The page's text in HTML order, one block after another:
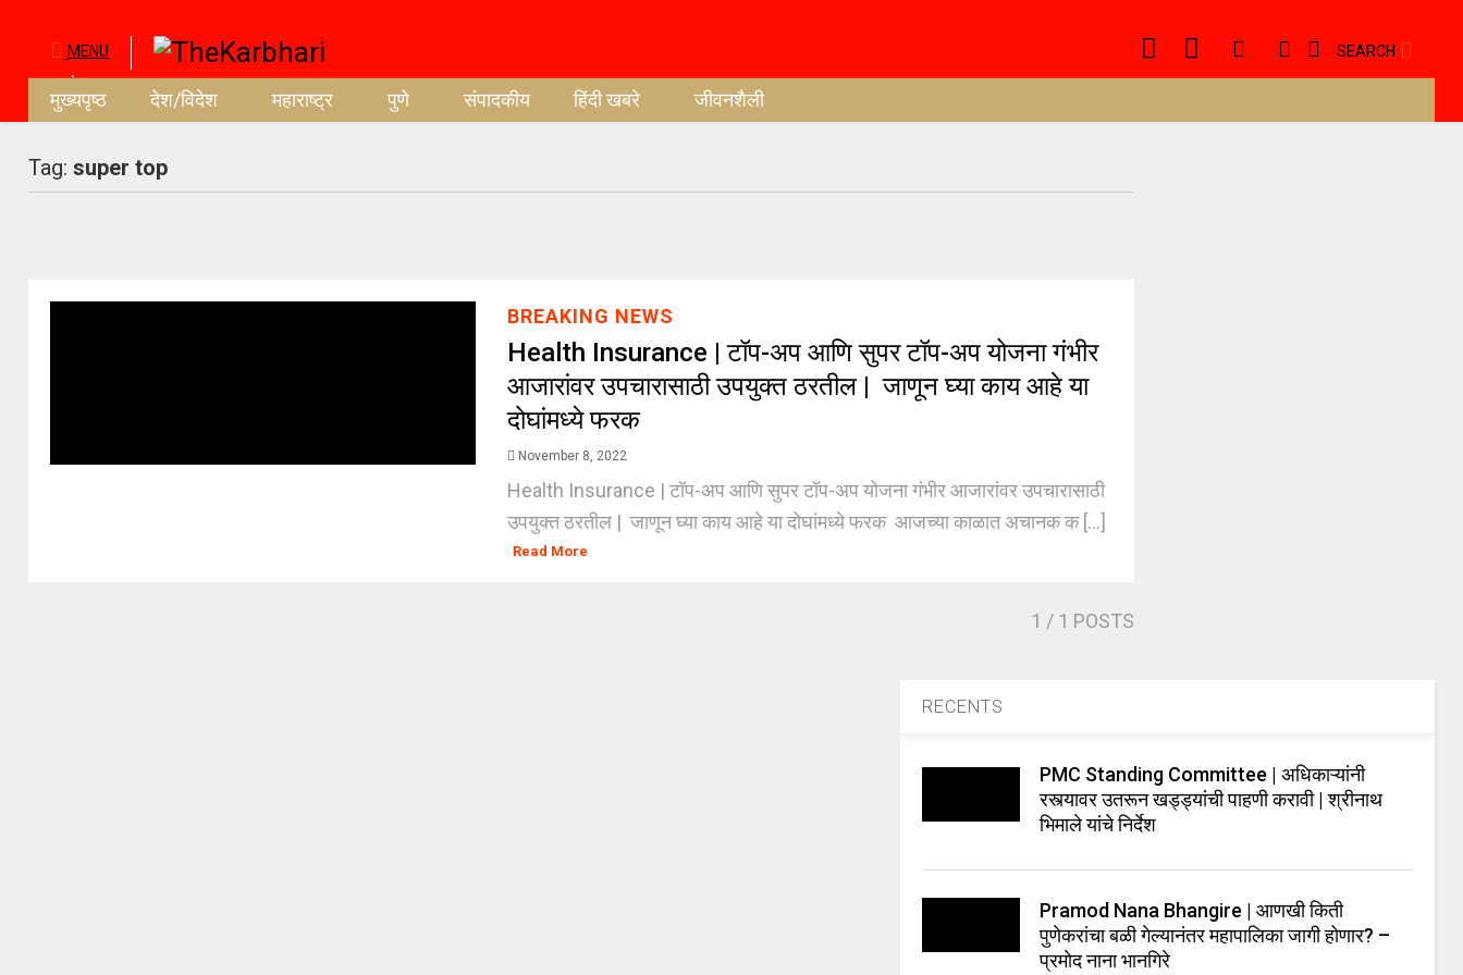
MENU SEARCH
मुख्यपृष्ठ देश/विदेश महाराष्ट्र पुणे संपादकीय हिंदी खबरे जीवनशैली
Tag:super top
BREAKING NEWS
Health Insurance | टॉप-अप आणि सुपर टॉप-अप योजना गंभीर
आजारांवर उपचारासाठी उपयुक्त ठरतील | जाणून घ्या काय आहे या
दोघांमध्ये फरक
November 8, 2022
Health Insurance | टॉप-अप आणि सुपर टॉप-अप योजना गंभीर आजारांवर उपचारासाठी
उपयुक्त ठरतील | जाणून घ्या काय आहे या दोघांमध्ये फरक आजच्या काळात अचानक क [...]
Read More
1 / 1 POSTS
RECENTS
PMC Standing Committee | अधिकाऱ्यांनी
रस्त्यावर उतरून खड्ड्यांची पाहणी करावी | श्रीनाथ
भिमाले यांचे निर्देश
Pramod Nana Bhangire | आणखी किती
पुणेकरांचा बळी गेल्यानंतर महापालिका जागी होणार? –
प्रमोद नाना भानगिरे